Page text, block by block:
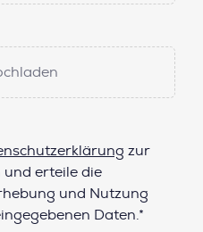
zur
und erteile die
und Nutzung
Daten.*